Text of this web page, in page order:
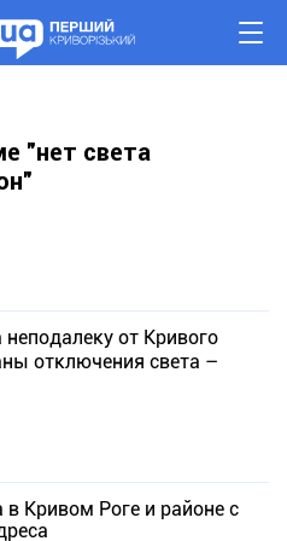
"нет света
неподалеку от Кривого
отключения света –
в Кривом Роге и районе с